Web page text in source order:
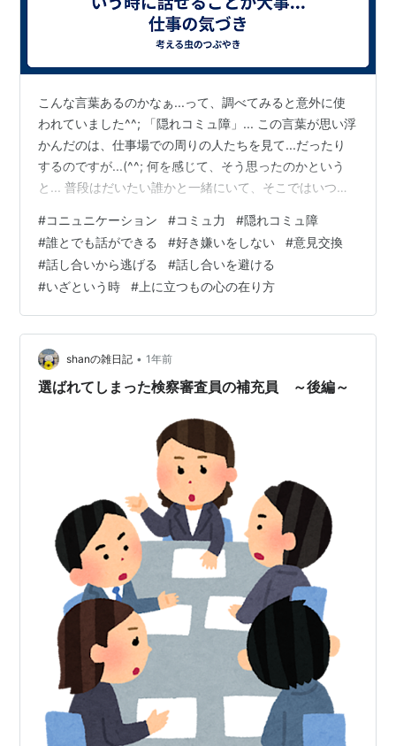
こんな言葉あるのかなぁ...って、調べてみると意外に使
われていました^^; 「隠れコミュ障」... この言葉が思い浮
かんだのは、仕事場での周りの人たちを見て...だったり
するのですが...(^^; 何を感じて、そう思ったのかという
と... 普段はだいたい誰かと一緒にいて、そこではいつも
もちゃんと取っている...ように見えるのだけれど...職場全
体とのコミュニケーション、つまり、仕事上のコミュニ
ケーションが実はちゃんと取れていない...orz 仕事上のコ
ミュニケーションが取れない...というのは、つまり... 仕
事だと、当然、反対の意見もある、ひ…
#コニュニケーション #コミュ力 #隠れコミュ障
#誰とでも話ができる #好き嫌いをしない #意見交換
#話し合いから逃げる #話し合いを避ける
#いざという時 # 上に立つもの心の在り方
shanの雑日記 • 1年前
選ばれてしまった検察審査員の補充員 ～後編～